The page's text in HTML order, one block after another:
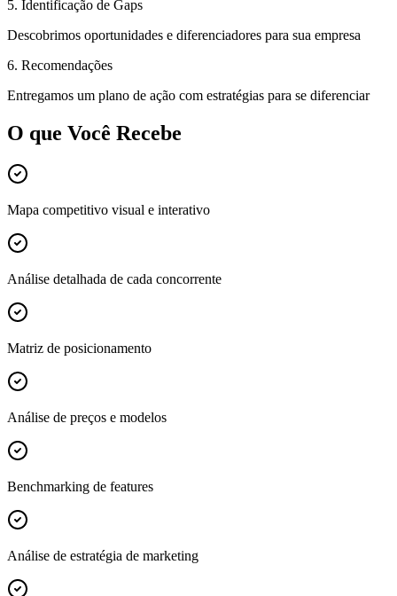
5. Identificação de Gaps
Descobrimos oportunidades e diferenciadores para sua empresa
6. Recomendações
Entregamos um plano de ação com estratégias para se diferenciar
O que Você Recebe
Mapa competitivo visual e interativo
Análise detalhada de cada concorrente
Matriz de posicionamento
Análise de preços e modelos
Benchmarking de features
Análise de estratégia de marketing